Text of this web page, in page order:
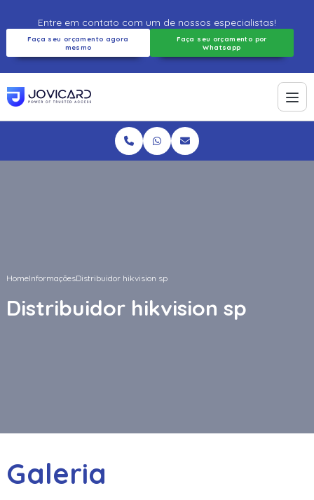
Entre em contato com um de nossos especialistas!
Faça seu orçamento agora
mesmo
Faça seu orçamento por
Whatsapp
HomeInformaçõesDistribuidor hikvision sp
Distribuidor hikvision sp
Galeria